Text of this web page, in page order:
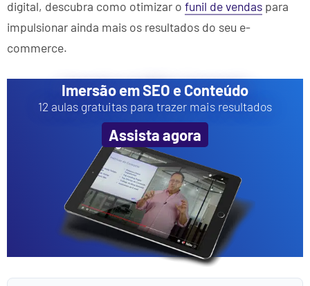
digital, descubra como otimizar o funil de vendas para
impulsionar ainda mais os resultados do seu e-
commerce.
Imersão em SEO e Conteúdo
12 aulas gratuitas para trazer mais resultados
Assista agora